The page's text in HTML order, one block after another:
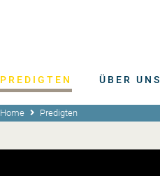
PREDIGTEN ÜBER UNS
Home Predigten